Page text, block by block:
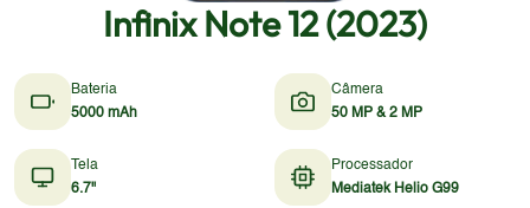
Infinix Note 12 (2023)
Bateria
5000 mAh
Câmera
50 MP & 2 MP
Tela
6.7"
Processador
Mediatek Helio G99